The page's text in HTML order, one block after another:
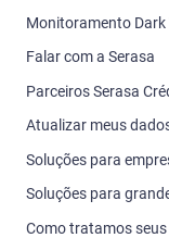
Monitoramento Dark
Falar com a Serasa
Parceiros Serasa
Atualizar meus
Soluções para
Soluções para
Como tratamos